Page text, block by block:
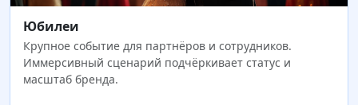
Юбилеи
Крупное событие для партнёров и сотрудников.
Иммерсивный сценарий подчёркивает статус и
масштаб бренда.